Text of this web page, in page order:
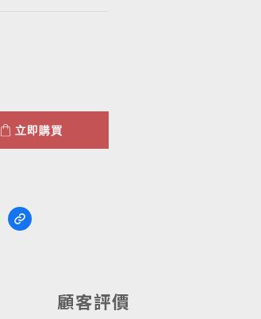
立即購買
顧客評價